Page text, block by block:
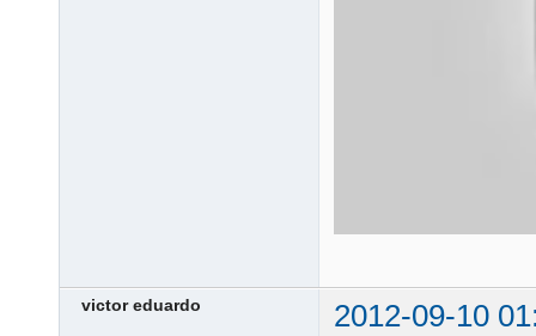
victor eduardo 2012-09-10